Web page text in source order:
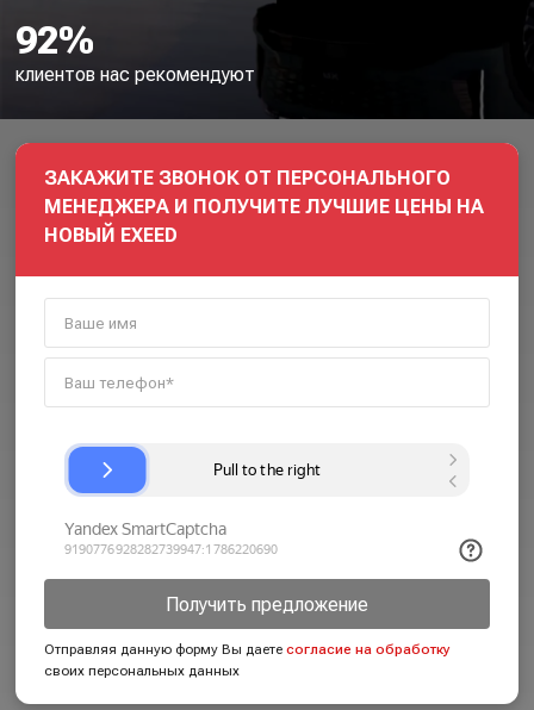
ЗАКАЖИТЕ ЗВОНОК ОТ ПЕРСОНАЛЬНОГО
МЕНЕДЖЕРА И ПОЛУЧИТЕ ЛУЧШИЕ ЦЕНЫ НА
НОВЫЙ EXEED
Получить предложение
Отправляя данную форму Вы даетесогласие на обработку
своих персональных данных
92%
клиентов нас рекомендуют